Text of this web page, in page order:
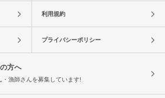
利用規約
プライバシーポリシー
方へ
・漁師さんを募集しています!